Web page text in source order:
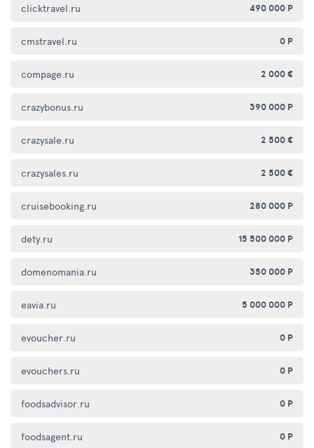
clicktravel.ru 490 000 Р
cmstravel.ru 0 Р
compage.ru 2 000 €
crazybonus.ru 390 000 Р
crazysale.ru 2 500 €
crazysales.ru 2 500 €
cruisebooking.ru 280 000 Р
dety.ru 15 500 000 Р
domenomania.ru 350 000 Р
eavia.ru 5 000 000 Р
evoucher.ru 0 Р
evouchers.ru 0 Р
foodsadvisor.ru 0 Р
foodsagent.ru 0 Р